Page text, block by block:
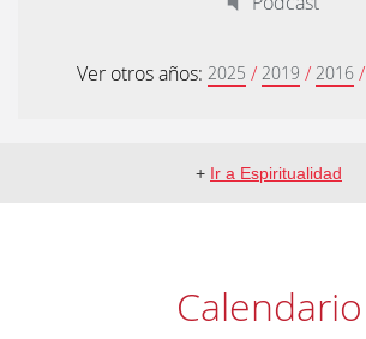
Ver otros años: 2025 / 2019 / 2016 /
+ Ir a Espiritualidad
Calendario